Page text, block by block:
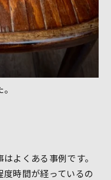
よくある事例です。
時間が経っているの